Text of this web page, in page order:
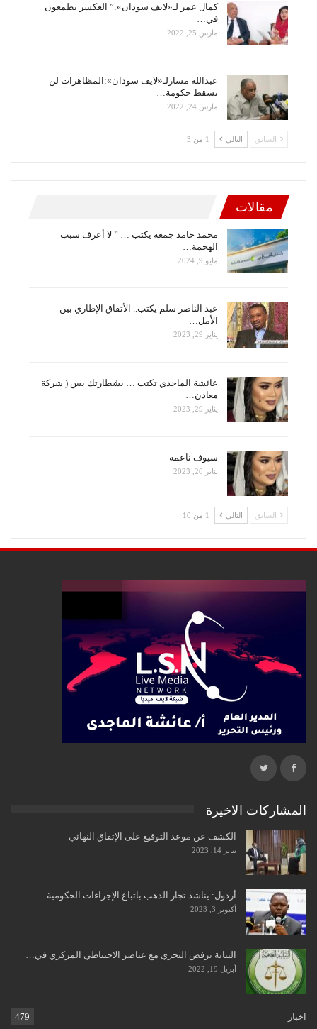
كمال عمر لـ«لايف سودان»:” العكسر يطمعون
في…
مارس 25, 2022
عبدالله مسارلـ«لايف سودان»:المظاهرات لن
تسقط حكومة…
مارس 24, 2022
السابق التالي 1 من 3
مقالات
محمد حامد جمعة يكتب … ” لا أعرف سبب
الهجمة…
مايو 9, 2024
عبد الناصر سلم يكتب.. الأتفاق الإطاري بين
الأمل…
يناير 29, 2023
عائشة الماجدي تكتب … بشطارتك بس ( شركة
معادن…
يناير 29, 2023
سيوف ناعمة
يناير 20, 2023
السابق التالي 1 من 10
المشاركات الاخيرة
الكشف عن موعد التوقيع على الإتفاق النهائي
يناير 14, 2023
أردول: يناشد تجار الذهب باتباع الإجراءات الحكومية…
أكتوبر 3, 2023
النيابة ترفض التحري مع عناصر الاحتياطي المركزي في…
أبريل 19, 2022
اخبار 479